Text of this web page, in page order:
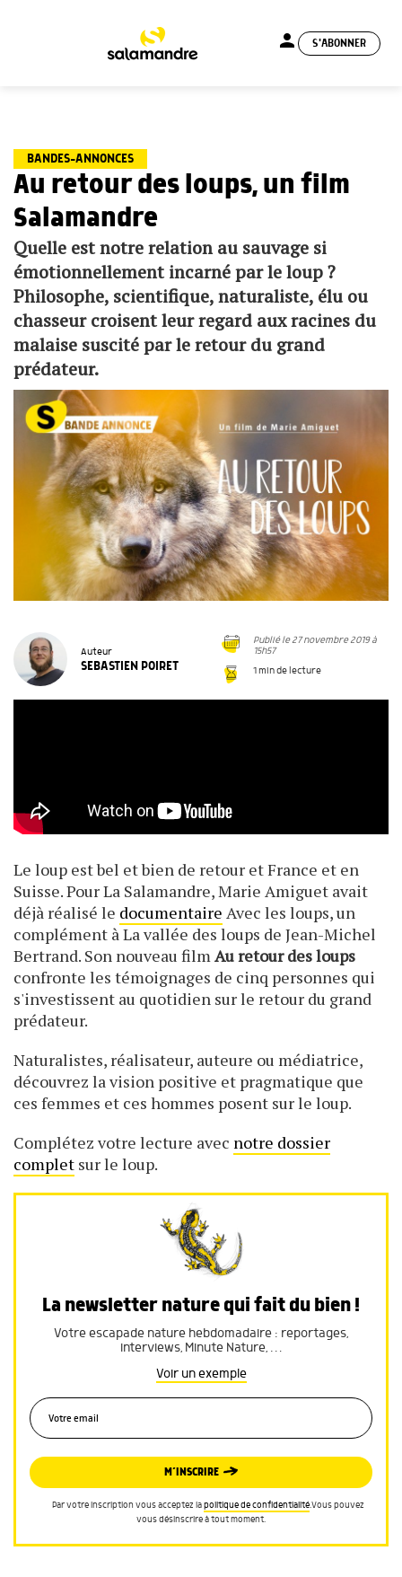
person S'ABONNER
BANDES-ANNONCES
Au retour des loups, un film
Salamandre
Quelle est notre relation au sauvage si
émotionnellement incarné par le loup ?
Philosophe, scientifique, naturaliste, élu ou
chasseur croisent leur regard aux racines du
malaise suscité par le retour du grand
prédateur.
Auteur
SEBASTIEN POIRET
Publié le 27 novembre 2019 à
15h57
1 min de lecture
Le loup est bel et bien de retour et France et en
Suisse. Pour La Salamandre, Marie Amiguet avait
déjà réalisé le documentaire Avec les loups, un
complément à La vallée des loups de Jean-Michel
Bertrand. Son nouveau filmAu retour des loups
confronte les témoignages de cinq personnes qui
s'investissent au quotidien sur le retour du grand
prédateur.
Naturalistes, réalisateur, auteure ou médiatrice,
découvrez la vision positive et pragmatique que
ces femmes et ces hommes posent sur le loup.
Complétez votre lecture avec notre dossier
complet sur le loup.
La newsletter nature qui fait du bien !
Votre escapade nature hebdomadaire : reportages,
interviews, Minute Nature, …
Voir un exemple
M’INSCRIRE
Par votre inscription vous acceptez lapolitique de confidentialité.Vous pouvez
vous désinscrire à tout moment.